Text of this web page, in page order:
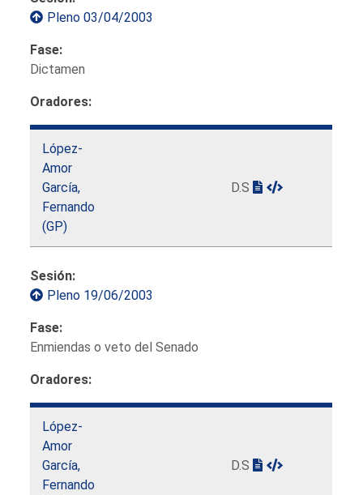
Pleno 03/04/2003
Fase:
Dictamen
Oradores:
López-
Amor
García,
Fernando
(GP)
D.S
Sesión:
Pleno 19/06/2003
Fase:
Enmiendas o veto del Senado
Oradores:
López-
Amor
García,
Fernando
D.S